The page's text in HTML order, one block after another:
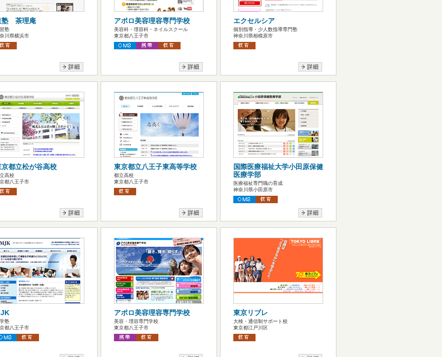
塾 茶理庵
塾
川県横浜市
アポロ美容理容専門学校
美容科・理容科・ネイルスクール
東京都八王子市
エクセルシア
個別指導・少人数指導専門塾
神奈川県相模原市
京都立松が谷高校
高校
都八王子市
東京都立八王子東高等学校
都立高校
東京都八王子市
国際医療福祉大学小田原保健
医療学部
医療福祉専門職の育成
神奈川県小田原市
塾
都八王子市
アポロ美容理容専門学校
美容・理容専門学校
東京都八王子市
東京リブレ
大検・通信制サポート校
東京都江戸川区